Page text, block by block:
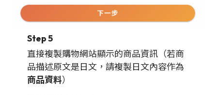
Step 5
直接複製購物網站顯示的商品資訊（若商
品描述原文是日文，請複製日文內容作為
商品資料）